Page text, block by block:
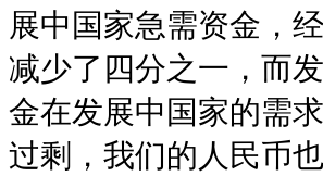
展中国家急需资金，
减少了四分之一，而
金在发展中国家的需
过剩，我们的人民币